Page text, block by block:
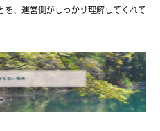
、運営側がしっかり理解してくれて